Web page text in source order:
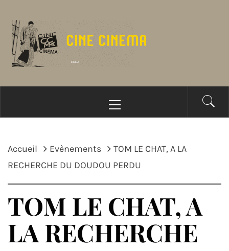
contenu
principal
Accueil Evènements
TOM LE CHAT, A LA
RECHERCHE DU DOUDOU PERDU
TOM LE CHAT, A
LA RECHERCHE